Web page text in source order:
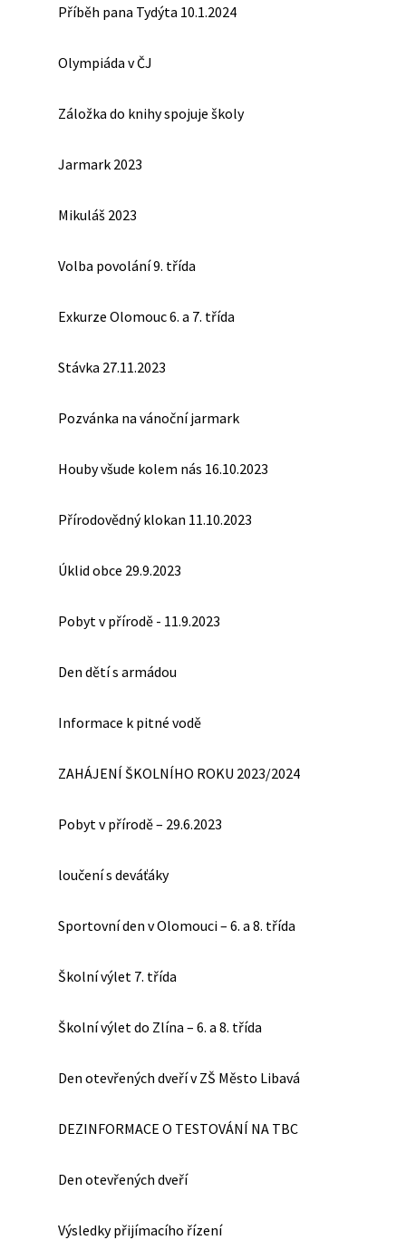
Příběh pana Tydýta 10.1.2024
Olympiáda v ČJ
Záložka do knihy spojuje školy
Jarmark 2023
Mikuláš 2023
Volba povolání 9. třída
Exkurze Olomouc 6. a 7. třída
Stávka 27.11.2023
Pozvánka na vánoční jarmark
Houby všude kolem nás 16.10.2023
Přírodovědný klokan 11.10.2023
Úklid obce 29.9.2023
Pobyt v přírodě - 11.9.2023
Den dětí s armádou
Informace k pitné vodě
ZAHÁJENÍ ŠKOLNÍHO ROKU 2023/2024
Pobyt v přírodě – 29.6.2023
loučení s deváťáky
Sportovní den v Olomouci – 6. a 8. třída
Školní výlet 7. třída
Školní výlet do Zlína – 6. a 8. třída
Den otevřených dveří v ZŠ Město Libavá
DEZINFORMACE O TESTOVÁNÍ NA TBC
Den otevřených dveří
Výsledky přijímacího řízení